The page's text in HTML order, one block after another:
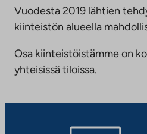
Vuodesta 2019 lähtien
kiinteistön alueella
Osa kiinteistöistämme on
yhteisissä tiloissa.